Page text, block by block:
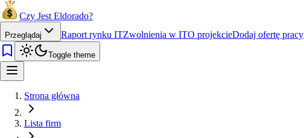
Czy Jest Eldorado?
Przeglądaj Raport rynku ITZwolnienia w ITO projekcieDodaj ofertę pracy
Toggle theme
Strona główna
Lista firm